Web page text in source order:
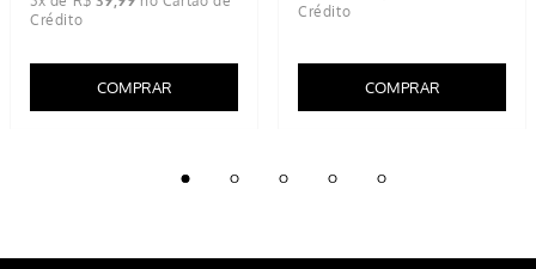
COMPRAR COMPRAR